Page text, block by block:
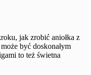
jak zrobić aniołka z
być doskonałym
to też świetna